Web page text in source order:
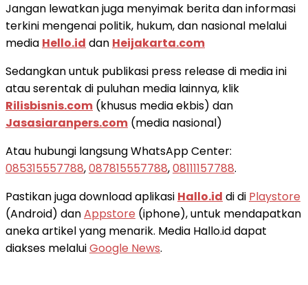
Jangan lewatkan juga menyimak berita dan informasi
terkini mengenai politik, hukum, dan nasional melalui
media Hello.id dan Heijakarta.com
Sedangkan untuk publikasi press release di media ini
atau serentak di puluhan media lainnya, klik
Rilisbisnis.com (khusus media ekbis) dan
Jasasiaranpers.com (media nasional)
Atau hubungi langsung WhatsApp Center:
085315557788,087815557788,08111157788.
Pastikan juga download aplikasi Hallo.id di di Playstore
(Android) danAppstore (iphone), untuk mendapatkan
aneka artikel yang menarik. Media Hallo.id dapat
diakses melaluiGoogle News.